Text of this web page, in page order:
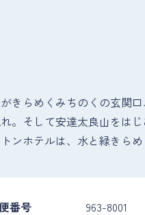
きらめくみちのくの玄関
。そして安達太良山をは
ンホテルは、水と緑きら
番号
963-8001